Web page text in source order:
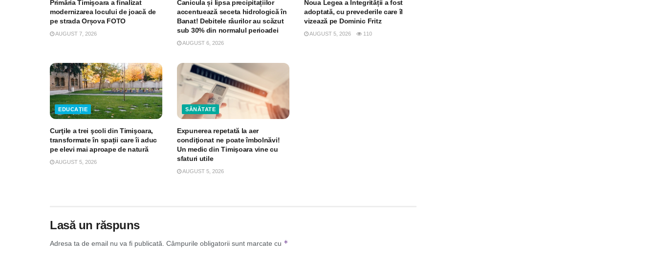
Primăria Timişoara a finalizat
modernizarea locului de joacă de
pe strada Orșova FOTO
AUGUST 7, 2026
Canicula și lipsa precipitațiilor
accentuează seceta hidrologică în
Banat! Debitele râurilor au scăzut
sub 30% din normalul perioadei
AUGUST 6, 2026
Noua Legea a Integrității a fost
adoptată, cu prevederile care îl
vizează pe Dominic Fritz
AUGUST 5, 2026 110
EDUCAȚIE
Curţile a trei şcoli din Timişoara,
transformate în spații care îi aduc
pe elevi mai aproape de natură
AUGUST 5, 2026
SĂNĂTATE
Expunerea repetată la aer
condiţionat ne poate îmbolnăvi!
Un medic din Timişoara vine cu
sfaturi utile
AUGUST 5, 2026
Lasă un răspuns
Adresa ta de email nu va fi publicată. Câmpurile obligatorii sunt marcate cu *